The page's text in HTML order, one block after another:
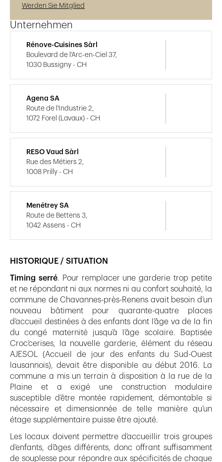
HISTORIQUE / SITUATION
Timing serré. Pour remplacer une garderie trop petite
et ne répondant ni aux normes ni au confort souhaité, la
commune de Chavannes-près-Renens avait besoin d’un
nouveau bâtiment pour quarante-quatre places
d’accueil destinées à des enfants dont l’âge va de la fin
du congé maternité jusqu’à l’âge scolaire. Baptisée
Croc’cerises, la nouvelle garderie, élément du réseau
AJESOL (Accueil de jour des enfants du Sud-Ouest
lausannois), devait être disponible au début 2016. La
commune a mis un terrain à disposition à la rue de la
Plaine et a exigé une construction modulaire
susceptible d’être montée rapidement, démontable si
nécessaire et dimensionnée de telle manière qu’un
étage supplémentaire puisse être ajouté.
Les locaux doivent permettre d’accueillir trois groupes
d’enfants, d’âges différents, donc offrant suffisamment
de souplesse pour répondre aux spécificités de chaque
Werden Sie Mitglied
Unternehmen
Rénove-Cuisines Sàrl
Boulevard de l'Arc-en-Ciel 37,
1030 Bussigny - CH
Agena SA
Route de l'Industrie 2,
1072 Forel (Lavaux) - CH
RESO Vaud Sàrl
Rue des Métiers 2,
1008 Prilly - CH
Menétrey SA
Route de Bettens 3,
1042 Assens - CH